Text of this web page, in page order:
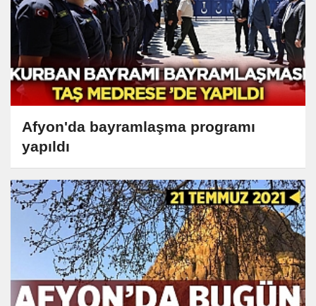
Afyon'da bayramlaşma programı
yapıldı